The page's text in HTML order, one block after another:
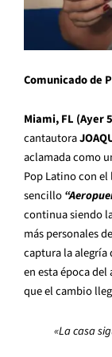
Comunicado de
Miami, FL (Ayer
cantautora
aclamada como
Pop Latino con
sencillo
continua siendo
más personales
captura la alegría
en esta época
que el cambio
«La casa